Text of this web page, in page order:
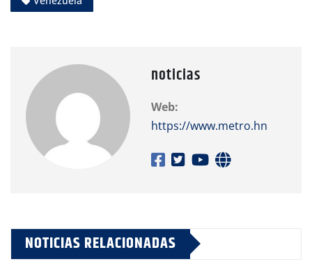
noticias
Web:
https://www.metro.hn
NOTICIAS RELACIONADAS